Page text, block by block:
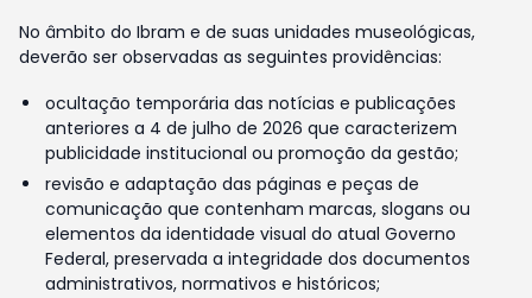
No âmbito do Ibram e de suas unidades museológicas,
deverão ser observadas as seguintes providências:
ocultação temporária das notícias e publicações
anteriores a 4 de julho de 2026 que caracterizem
publicidade institucional ou promoção da gestão;
revisão e adaptação das páginas e peças de
comunicação que contenham marcas, slogans ou
elementos da identidade visual do atual Governo
Federal, preservada a integridade dos documentos
administrativos, normativos e históricos;